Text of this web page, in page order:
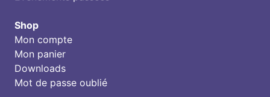
Shop
Mon compte
Mon panier
Downloads
Mot de passe oublié